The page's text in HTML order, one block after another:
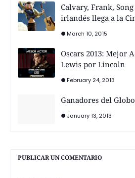
Calvary, Frank,
irlandés llega a la
March 10, 2015
Oscars 2013: Mejor
Lewis por Lincoln
February 24, 2013
Ganadores del
January 13, 2013
PUBLICAR UN COMENTARIO